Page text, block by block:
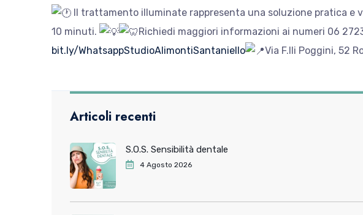
Il trattamento illuminate rappresenta una soluzione pratica e
10 minuti.
Richiedi maggiori informazioni ai numeri 06
bit.ly/WhatsappStudioAlimontiSantaniello
Via F.lli Poggini, 52
Articoli recenti
S.O.S. Sensibilità dentale
4 Agosto 2026